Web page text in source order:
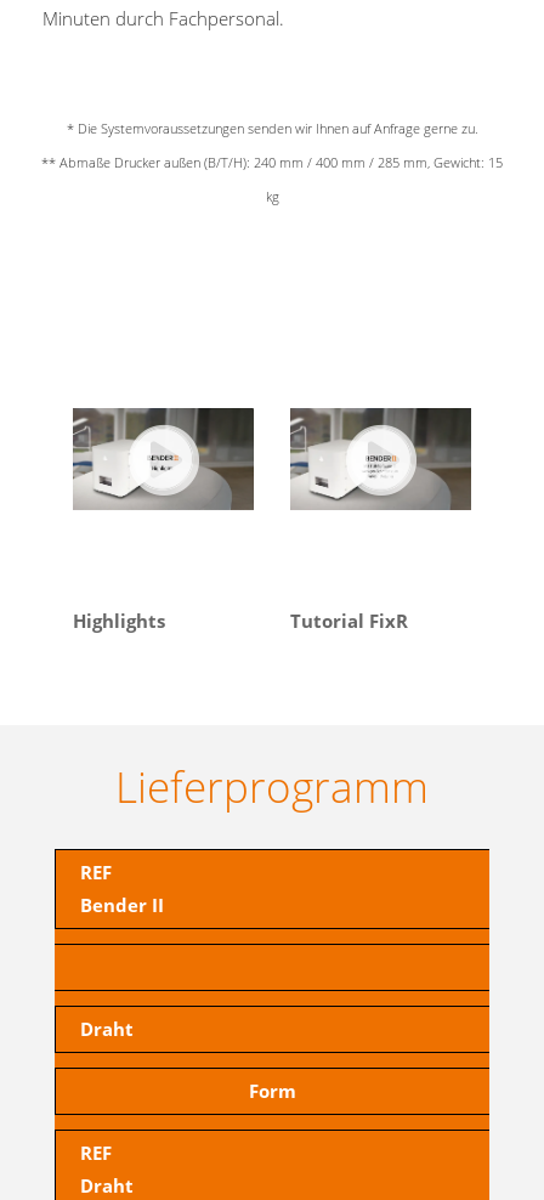
Minuten durch Fachpersonal.
* Die Systemvoraussetzungen senden wir Ihnen auf Anfrage gerne zu.
** Abmaße Drucker außen (B/T/H): 240 mm / 400 mm / 285 mm, Gewicht: 15
kg
Highlights Tutorial FixR
Lieferprogramm
REF
Bender II
Draht
Form
REF
Draht